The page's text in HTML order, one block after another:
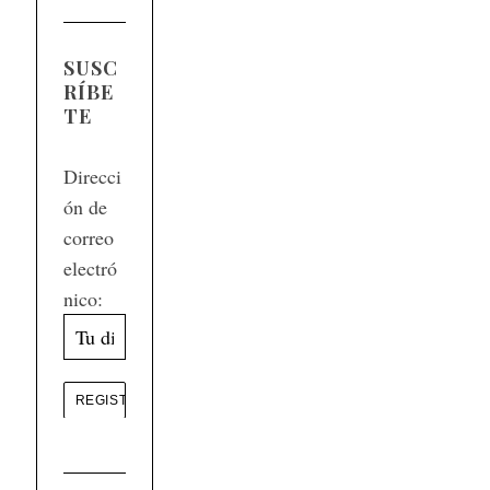
SUSC
RÍBE
TE
Direcci
ón de
correo
electró
nico: